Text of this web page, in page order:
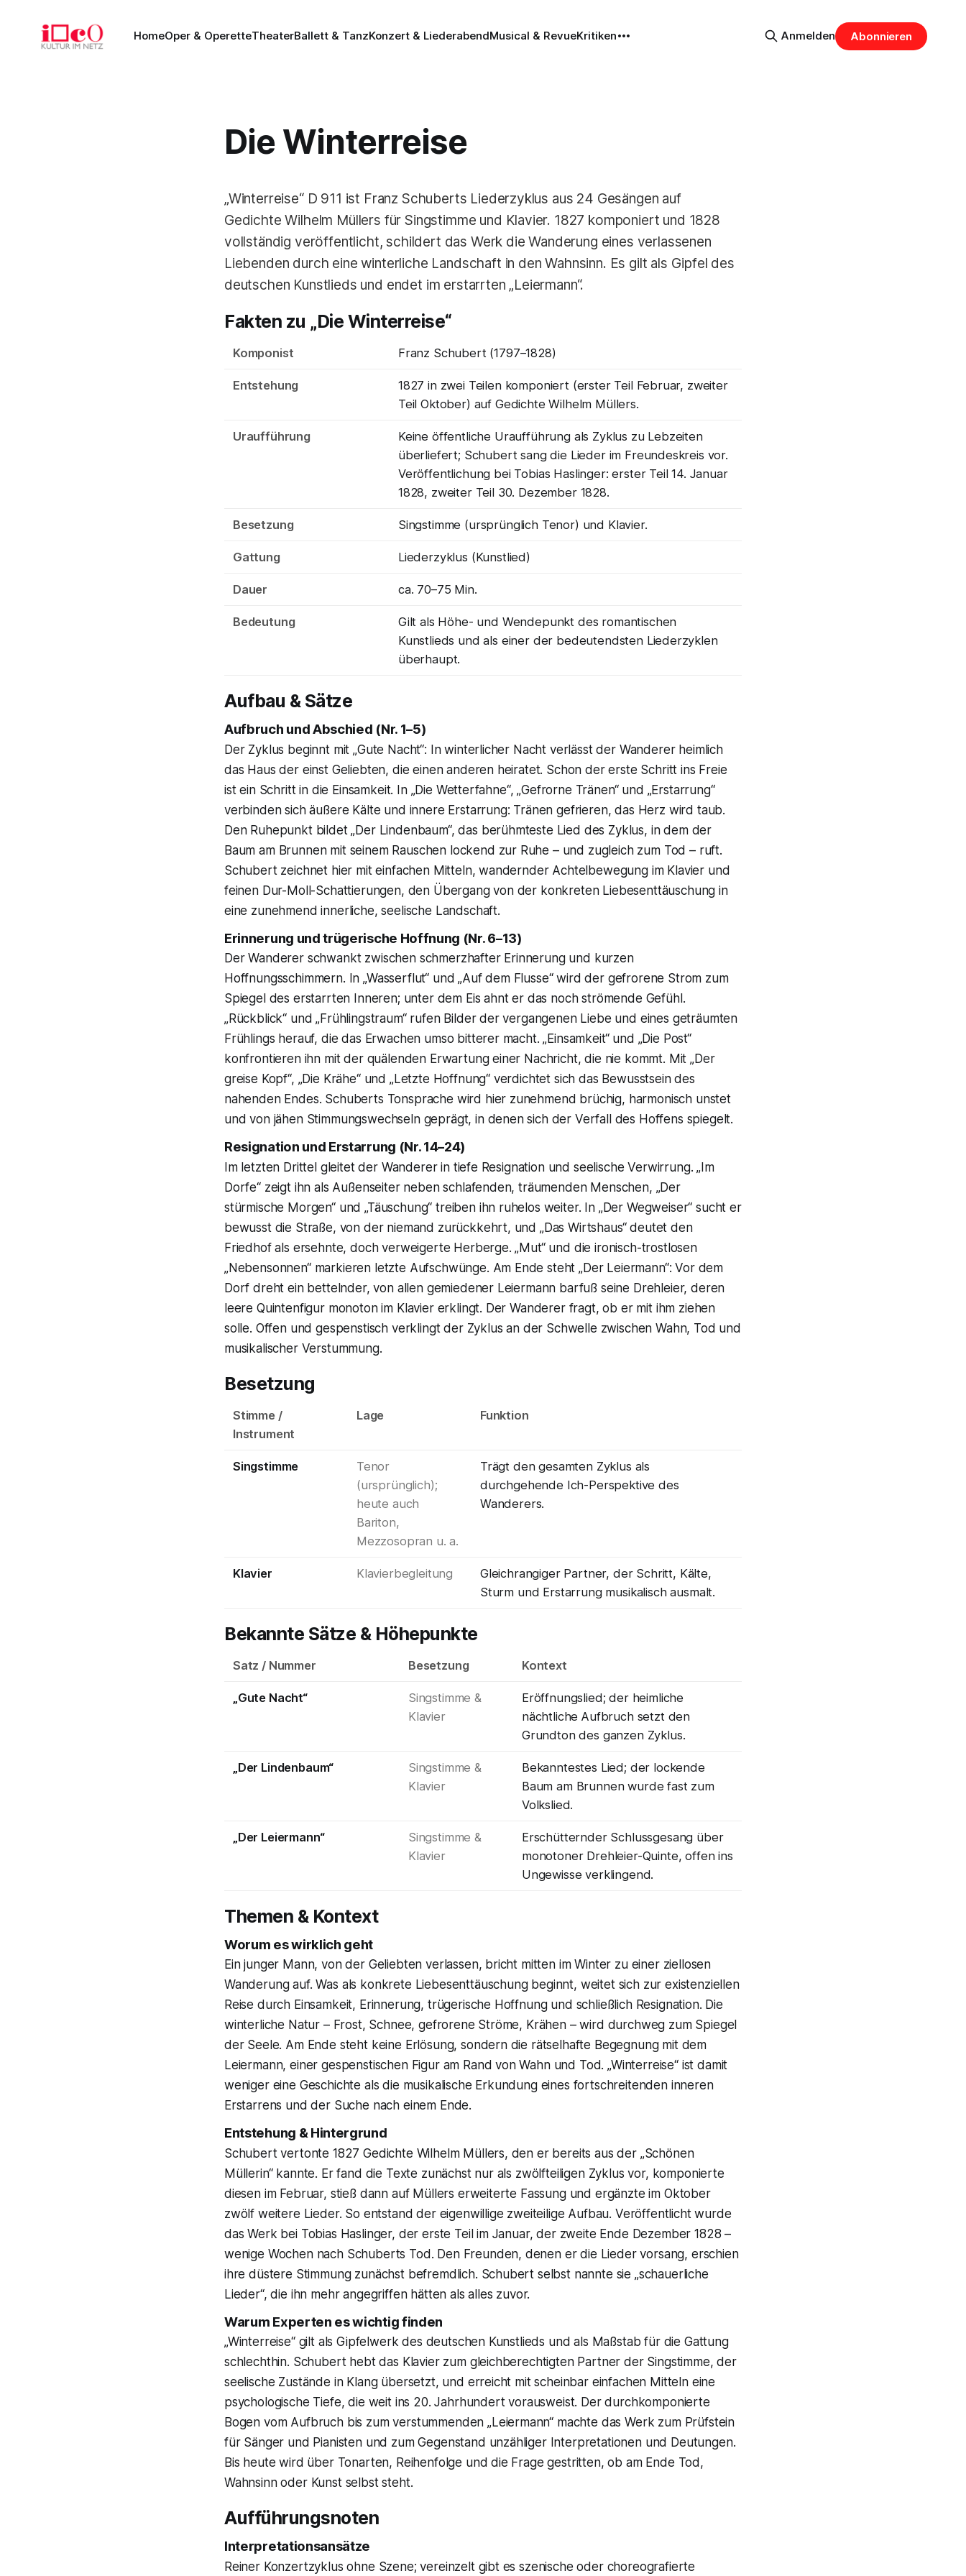
HomeOper & OperetteTheaterBallett & TanzKonzert & LiederabendMusical & RevueKritiken Anmelden Abonnieren
Die Winterreise
„Winterreise“ D 911 ist Franz Schuberts Liederzyklus aus 24 Gesängen auf
Gedichte Wilhelm Müllers für Singstimme und Klavier. 1827 komponiert und 1828
vollständig veröffentlicht, schildert das Werk die Wanderung eines verlassenen
Liebenden durch eine winterliche Landschaft in den Wahnsinn. Es gilt als Gipfel des
deutschen Kunstlieds und endet im erstarrten „Leiermann“.
Fakten zu „Die Winterreise“
Komponist Franz Schubert (1797–1828)
Entstehung
1827 in zwei Teilen komponiert (erster Teil Februar, zweiter
Teil Oktober) auf Gedichte Wilhelm Müllers.
Uraufführung
Keine öffentliche Uraufführung als Zyklus zu Lebzeiten
überliefert; Schubert sang die Lieder im Freundeskreis vor.
Veröffentlichung bei Tobias Haslinger: erster Teil 14. Januar
1828, zweiter Teil 30. Dezember 1828.
Besetzung Singstimme (ursprünglich Tenor) und Klavier.
Gattung Liederzyklus (Kunstlied)
Dauer ca. 70–75 Min.
Bedeutung
Gilt als Höhe- und Wendepunkt des romantischen
Kunstlieds und als einer der bedeutendsten Liederzyklen
überhaupt.
Aufbau & Sätze
Aufbruch und Abschied (Nr. 1–5)
Der Zyklus beginnt mit „Gute Nacht“: In winterlicher Nacht verlässt der Wanderer heimlich
das Haus der einst Geliebten, die einen anderen heiratet. Schon der erste Schritt ins Freie
ist ein Schritt in die Einsamkeit. In „Die Wetterfahne“, „Gefrorne Tränen“ und „Erstarrung“
verbinden sich äußere Kälte und innere Erstarrung: Tränen gefrieren, das Herz wird taub.
Den Ruhepunkt bildet „Der Lindenbaum“, das berühmteste Lied des Zyklus, in dem der
Baum am Brunnen mit seinem Rauschen lockend zur Ruhe – und zugleich zum Tod – ruft.
Schubert zeichnet hier mit einfachen Mitteln, wandernder Achtelbewegung im Klavier und
feinen Dur-Moll-Schattierungen, den Übergang von der konkreten Liebesenttäuschung in
eine zunehmend innerliche, seelische Landschaft.
Erinnerung und trügerische Hoffnung (Nr. 6–13)
Der Wanderer schwankt zwischen schmerzhafter Erinnerung und kurzen
Hoffnungsschimmern. In „Wasserflut“ und „Auf dem Flusse“ wird der gefrorene Strom zum
Spiegel des erstarrten Inneren; unter dem Eis ahnt er das noch strömende Gefühl.
„Rückblick“ und „Frühlingstraum“ rufen Bilder der vergangenen Liebe und eines geträumten
Frühlings herauf, die das Erwachen umso bitterer macht. „Einsamkeit“ und „Die Post“
konfrontieren ihn mit der quälenden Erwartung einer Nachricht, die nie kommt. Mit „Der
greise Kopf“, „Die Krähe“ und „Letzte Hoffnung“ verdichtet sich das Bewusstsein des
nahenden Endes. Schuberts Tonsprache wird hier zunehmend brüchig, harmonisch unstet
und von jähen Stimmungswechseln geprägt, in denen sich der Verfall des Hoffens spiegelt.
Resignation und Erstarrung (Nr. 14–24)
Im letzten Drittel gleitet der Wanderer in tiefe Resignation und seelische Verwirrung. „Im
Dorfe“ zeigt ihn als Außenseiter neben schlafenden, träumenden Menschen, „Der
stürmische Morgen“ und „Täuschung“ treiben ihn ruhelos weiter. In „Der Wegweiser“ sucht er
bewusst die Straße, von der niemand zurückkehrt, und „Das Wirtshaus“ deutet den
Friedhof als ersehnte, doch verweigerte Herberge. „Mut“ und die ironisch-trostlosen
„Nebensonnen“ markieren letzte Aufschwünge. Am Ende steht „Der Leiermann“: Vor dem
Dorf dreht ein bettelnder, von allen gemiedener Leiermann barfuß seine Drehleier, deren
leere Quintenfigur monoton im Klavier erklingt. Der Wanderer fragt, ob er mit ihm ziehen
solle. Offen und gespenstisch verklingt der Zyklus an der Schwelle zwischen Wahn, Tod und
musikalischer Verstummung.
Besetzung
Stimme /
Instrument
Lage Funktion
Singstimme
Tenor
(ursprünglich);
heute auch
Bariton,
Mezzosopran u. a.
Trägt den gesamten Zyklus als
durchgehende Ich-Perspektive des
Wanderers.
Klavier Klavierbegleitung
Gleichrangiger Partner, der Schritt, Kälte,
Sturm und Erstarrung musikalisch ausmalt.
Bekannte Sätze & Höhepunkte
Satz / Nummer Besetzung Kontext
„Gute Nacht“
Singstimme &
Klavier
Eröffnungslied; der heimliche
nächtliche Aufbruch setzt den
Grundton des ganzen Zyklus.
„Der Lindenbaum“
Singstimme &
Klavier
Bekanntestes Lied; der lockende
Baum am Brunnen wurde fast zum
Volkslied.
„Der Leiermann“
Singstimme &
Klavier
Erschütternder Schlussgesang über
monotoner Drehleier-Quinte, offen ins
Ungewisse verklingend.
Themen & Kontext
Worum es wirklich geht
Ein junger Mann, von der Geliebten verlassen, bricht mitten im Winter zu einer ziellosen
Wanderung auf. Was als konkrete Liebesenttäuschung beginnt, weitet sich zur existenziellen
Reise durch Einsamkeit, Erinnerung, trügerische Hoffnung und schließlich Resignation. Die
winterliche Natur – Frost, Schnee, gefrorene Ströme, Krähen – wird durchweg zum Spiegel
der Seele. Am Ende steht keine Erlösung, sondern die rätselhafte Begegnung mit dem
Leiermann, einer gespenstischen Figur am Rand von Wahn und Tod. „Winterreise“ ist damit
weniger eine Geschichte als die musikalische Erkundung eines fortschreitenden inneren
Erstarrens und der Suche nach einem Ende.
Entstehung & Hintergrund
Schubert vertonte 1827 Gedichte Wilhelm Müllers, den er bereits aus der „Schönen
Müllerin“ kannte. Er fand die Texte zunächst nur als zwölfteiligen Zyklus vor, komponierte
diesen im Februar, stieß dann auf Müllers erweiterte Fassung und ergänzte im Oktober
zwölf weitere Lieder. So entstand der eigenwillige zweiteilige Aufbau. Veröffentlicht wurde
das Werk bei Tobias Haslinger, der erste Teil im Januar, der zweite Ende Dezember 1828 –
wenige Wochen nach Schuberts Tod. Den Freunden, denen er die Lieder vorsang, erschien
ihre düstere Stimmung zunächst befremdlich. Schubert selbst nannte sie „schauerliche
Lieder“, die ihn mehr angegriffen hätten als alles zuvor.
Warum Experten es wichtig finden
„Winterreise“ gilt als Gipfelwerk des deutschen Kunstlieds und als Maßstab für die Gattung
schlechthin. Schubert hebt das Klavier zum gleichberechtigten Partner der Singstimme, der
seelische Zustände in Klang übersetzt, und erreicht mit scheinbar einfachen Mitteln eine
psychologische Tiefe, die weit ins 20. Jahrhundert vorausweist. Der durchkomponierte
Bogen vom Aufbruch bis zum verstummenden „Leiermann“ machte das Werk zum Prüfstein
für Sänger und Pianisten und zum Gegenstand unzähliger Interpretationen und Deutungen.
Bis heute wird über Tonarten, Reihenfolge und die Frage gestritten, ob am Ende Tod,
Wahnsinn oder Kunst selbst steht.
Aufführungsnoten
Interpretationsansätze
Reiner Konzertzyklus ohne Szene; vereinzelt gibt es szenische oder choreografierte